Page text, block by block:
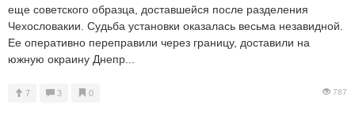
еще советского образца, доставшейся после разделения
Чехословакии. Судьба установки оказалась весьма незавидной.
Ее оперативно переправили через границу, доставили на
южную окраину Днепр...
7 3 0 787